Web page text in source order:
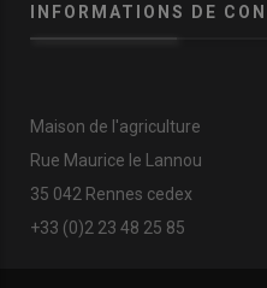
INFORMATIONS DE
Maison de l'agriculture
Rue Maurice le Lannou
35 042 Rennes cedex
+33 (0)2 23 48 25 85